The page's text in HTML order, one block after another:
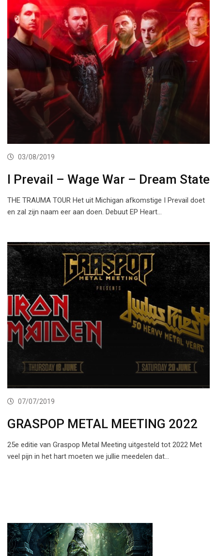
03/08/2019
I Prevail – Wage War – Dream State
THE TRAUMA TOUR Het uit Michigan afkomstige I Prevail doet
en zal zijn naam eer aan doen. Debuut EP Heart…
07/07/2019
GRASPOP METAL MEETING 2022
25e editie van Graspop Metal Meeting uitgesteld tot 2022 Met
veel pijn in het hart moeten we jullie meedelen dat…